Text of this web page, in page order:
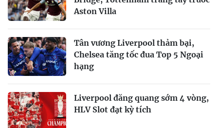
Aston Villa
Tân vương Liverpool thảm bại,
Chelsea tăng tốc đua Top 5 Ngoại
hạng
Liverpool đăng quang sớm 4 vòng,
HLV Slot đạt kỳ tích